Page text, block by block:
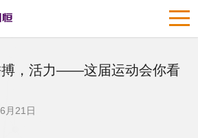
搏，活力——这届运动会你看
月21日